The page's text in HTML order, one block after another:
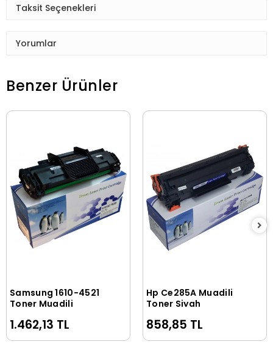
Taksit Seçenekleri
Yorumlar
Benzer Ürünler
Sepete Ekle
Samsung 1610-4521
Toner Muadili
1.462,13 TL
Sepete Ekle
Hp Ce285A Muadili
Toner Siyah
858,85 TL